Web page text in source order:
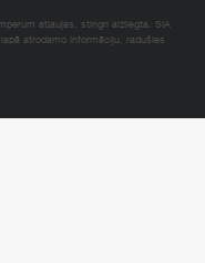
atļaujas, stingri aizliegta. SIA
atrodamo informāciju, radušies